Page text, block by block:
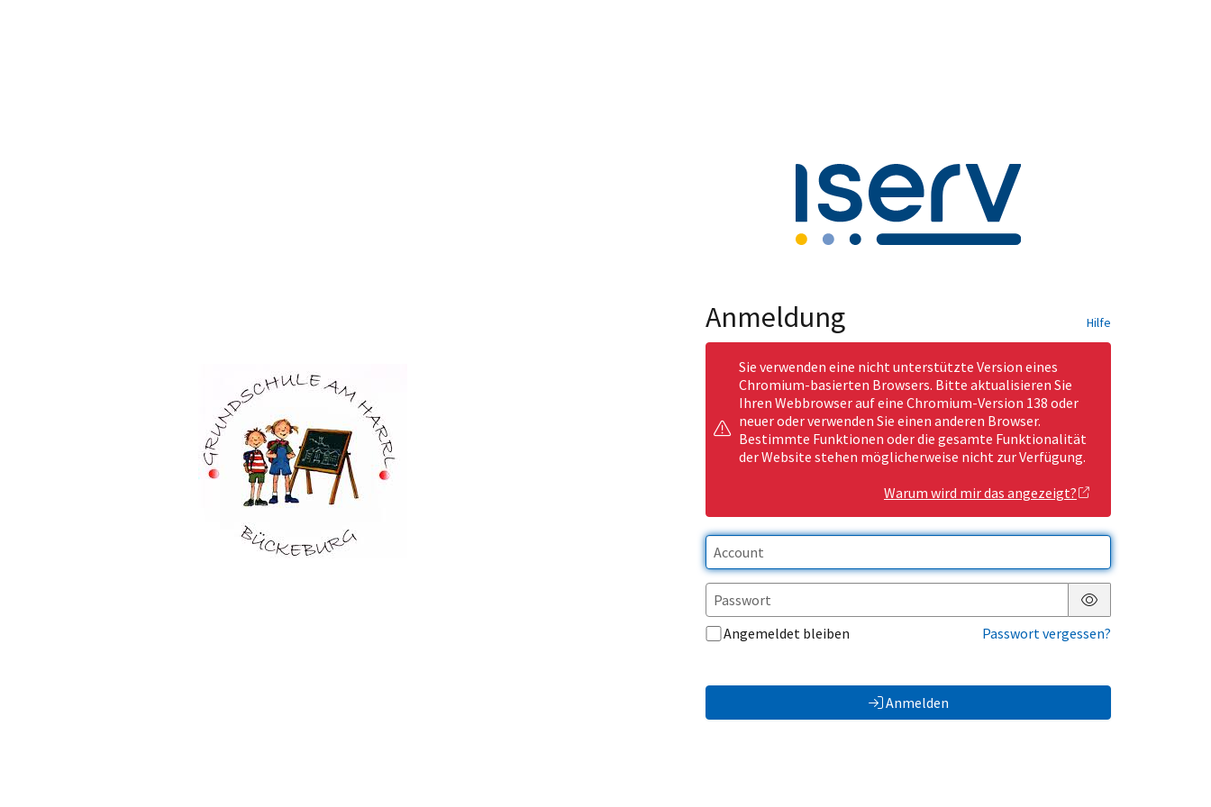
Anmeldung Hilfe
Sie verwenden eine nicht unterstützte Version eines
Chromium-basierten Browsers. Bitte aktualisieren Sie
Ihren Webbrowser auf eine Chromium-Version 138 oder
neuer oder verwenden Sie einen anderen Browser.
Bestimmte Funktionen oder die gesamte Funktionalität
der Website stehen möglicherweise nicht zur Verfügung.
Warum wird mir das angezeigt?
Passwort anzeigen
Angemeldet bleiben
Passwort vergessen?
Anmelden